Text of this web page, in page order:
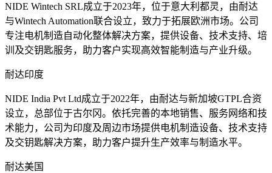
NIDE Wintech SRL成立于2023年，位于意大利都灵，由耐达
与Wintech Automation联合设立，致力于拓展欧洲市场。公司
专注电机制造自动化整体解决方案，提供设备、技术支持、培
训及交钥匙服务，助力客户实现高效智能制造与产业升级。
耐达印度
NIDE India Pvt Ltd成立于2022年，由耐达与新加坡GTPL合资
设立，总部位于古尔冈。依托完善的本地销售、服务网络和技
术能力，公司为印度及周边市场提供电机制造设备、技术支持
及交钥匙解决方案，助力客户提升生产效率与制造水平。
耐达美国